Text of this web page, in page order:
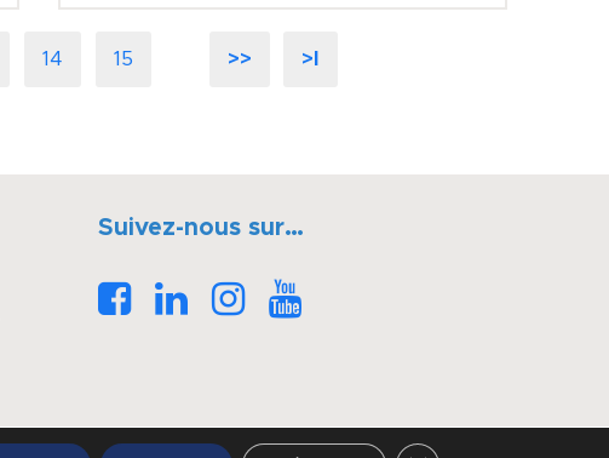
14 15 >> >I
Suivez-nous sur…